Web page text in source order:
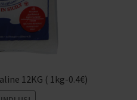
12KG ( 1kg-0.4€)